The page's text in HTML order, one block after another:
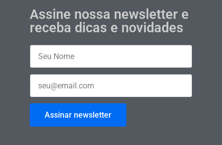
Assine nossa newsletter e
receba dicas e novidades
Assinar newsletter